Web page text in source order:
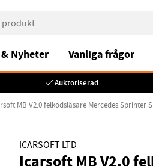
Auktoriserad
Nyheter Vanliga frågor
MB V2.0 felkodsläsare Mercedes Sprinter
ICARSOFT LTD
Icarsoft MB V2.0